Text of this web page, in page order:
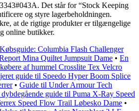
Det står for “Stock Keeping
og styre lagerbeholdningen.
at de rigtige produkter er tilgængelige
online butikker.
Købsguide: Columbia Flash Challenger
Mina Quiltet Jumpsuit Dame • En
af hummel Crosslite Tex Velcro
guide til Speedo Hyper Boom Splice
• Guide til Under Armour Tech
guide til Puma X-Ray Speed
Speed Flow Trail Løbesko Dame •